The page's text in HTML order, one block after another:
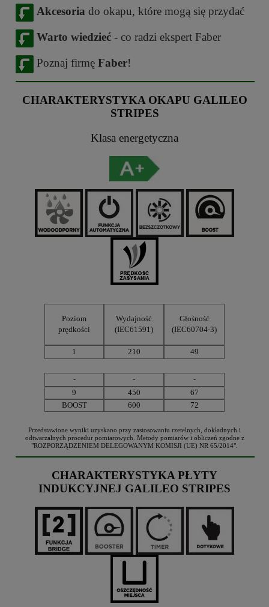
Akcesoria do okapu, które mogą się przydać
Warto wiedzieć - co radzi ekspert Faber
Poznaj firmę Faber!
CHARAKTERYSTYKA OKAPU GALILEO
STRIPES
Klasa energetyczna
Poziom
prędkości
Wydajność
(IEC61591)
Głośność
(IEC60704-3)
1 210 49
- -
-
9
450
67
BOOST
600 72
Przedstawione wyniki uzyskano przy zastosowaniu rzetelnych, dokładnych i
odtwarzalnych procedur pomiarowych. Metody pomiarów i obliczeń zgodne z
"ROZPORZĄDZENIEM DELEGOWANYM KOMISJI (UE) NR 65/2014".
CHARAKTERYSTYKA PŁYTY
INDUKCYJNEJ GALILEO STRIPES